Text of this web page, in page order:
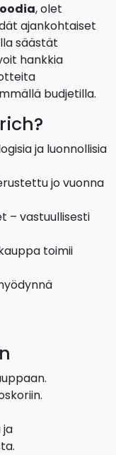
, olet
ajankohtaiset
säästät
hankkia
budjetilla.
ja luonnollisia
jo vuonna
– vastuullisesti
toimii
ja